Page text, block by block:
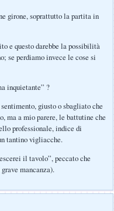
girone, soprattutto la partita in
e questo darebbe la possibilità
se perdiamo invece le cose si
inquietante” ?
giusto o sbagliato che
ma a mio parere, le battutine che
professionale, indice di
tantino vigliacche.
il tavolo”, peccato che
mancanza).